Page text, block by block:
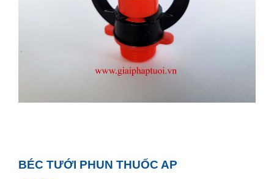
BÉC TƯỚI PHUN THUỐC AP